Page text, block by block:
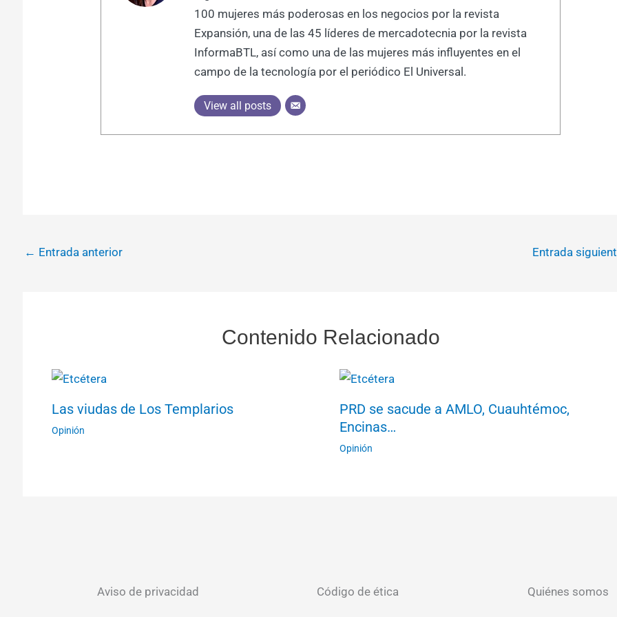
100 mujeres más poderosas en los negocios por la revista
Expansión, una de las 45 líderes de mercadotecnia por la revista
InformaBTL, así como una de las mujeres más influyentes en el
campo de la tecnología por el periódico El Universal.
View all posts
← Entrada anterior Entrada
Contenido Relacionado
Las viudas de Los Templarios
Opinión
PRD se sacude a AMLO, Cuauhtémoc,
Encinas…
Opinión
Aviso de privacidad Código de ética Quiénes somos